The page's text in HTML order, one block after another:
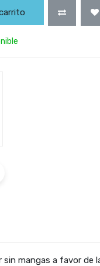
mangas a favor de